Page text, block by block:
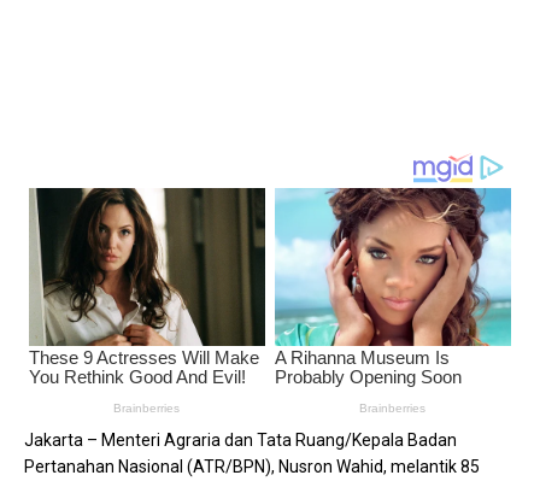
Jakarta – Menteri Agraria dan Tata Ruang/Kepala Badan
Pertanahan Nasional (ATR/BPN), Nusron Wahid, melantik 85